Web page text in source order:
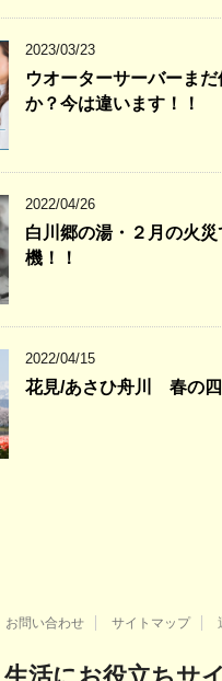
2023/03/23
ウオーターサーバーま
か？今は違います！！
2022/04/26
白川郷の湯・２月の火
機！！
2022/04/15
花見/あさひ舟川 春の
お問い合わせ サイトマップ